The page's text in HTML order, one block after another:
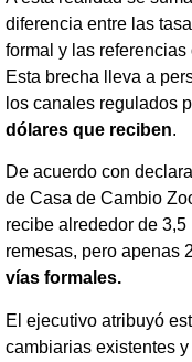
diferencia entre las
formal y las
Esta brecha lleva a
los canales regulados
dólares que reciben.
De acuerdo con
de Casa de Cambio
recibe alrededor de
remesas, pero apenas
vías formales.
El ejecutivo atribuyó
cambiarias existentes